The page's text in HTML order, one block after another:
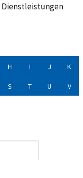
Dienstleistungen
H I J K
S T U V